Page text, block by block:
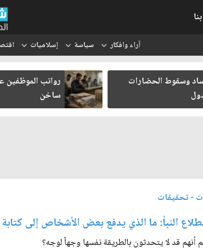
آراء وافكار سياسة إسلاميات
الموظفين على صفيح
هجرة الكفاءات
الأسباب والآثار
والإدارية
-تحقيقات
النبأ: ما الذي يدفع بعض الأشخاص إلى
أنهم قد لا يتحدثون بالطريقة نفسها وجهاً لوجه؟